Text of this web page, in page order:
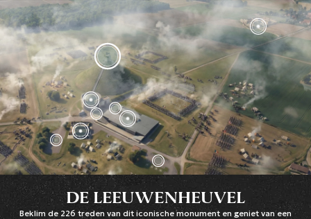
DE LEEUWENHEUVEL
Beklim de 226 treden van dit iconische monument en geniet van een